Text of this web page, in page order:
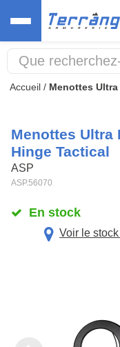
Accueil / Menottes
Menottes Ultra
Hinge Tactical
ASP
ASP.56070
En stock
Voir le